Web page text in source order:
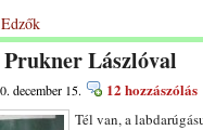
Prukner Lászlóval
december 15. 12 hozzászólás
Tél van, a